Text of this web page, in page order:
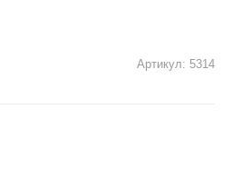
Артикул: 5314